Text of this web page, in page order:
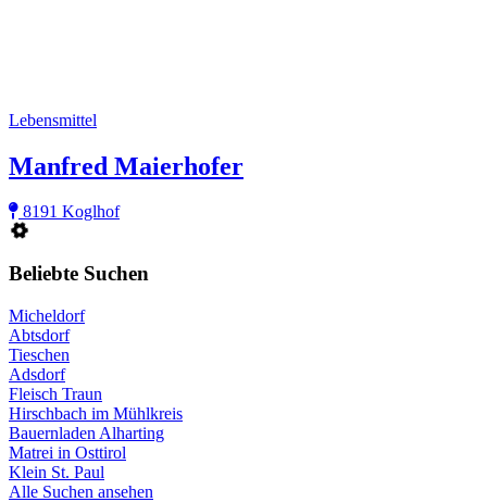
Lebensmittel
Manfred Maierhofer
8191 Koglhof
Beliebte Suchen
Micheldorf
Abtsdorf
Tieschen
Adsdorf
Fleisch Traun
Hirschbach im Mühlkreis
Bauernladen Alharting
Matrei in Osttirol
Klein St. Paul
Alle Suchen ansehen